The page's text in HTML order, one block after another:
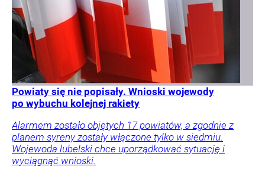
Powiaty się nie popisały. Wnioski wojewody
po wybuchu kolejnej rakiety
Alarmem zostało objętych 17 powiatów, a zgodnie z
planem syreny zostały włączone tylko w siedmiu.
Wojewoda lubelski chce uporządkować sytuację i
wyciągnąć wnioski.